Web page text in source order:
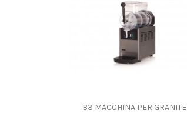
B3 MACCHINA PER GRANITE